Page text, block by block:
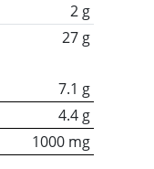
2 g
27 g
7.1 g
4.4 g
1000 mg